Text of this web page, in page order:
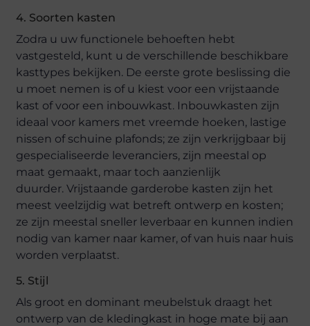
4. Soorten kasten
Zodra u uw functionele behoeften hebt
vastgesteld, kunt u de verschillende beschikbare
kasttypes bekijken. De eerste grote beslissing die
u moet nemen is of u kiest voor een vrijstaande
kast of voor een inbouwkast. Inbouwkasten zijn
ideaal voor kamers met vreemde hoeken, lastige
nissen of schuine plafonds; ze zijn verkrijgbaar bij
gespecialiseerde leveranciers, zijn meestal op
maat gemaakt, maar toch aanzienlijk
duurder. Vrijstaande garderobe kasten zijn het
meest veelzijdig wat betreft ontwerp en kosten;
ze zijn meestal sneller leverbaar en kunnen indien
nodig van kamer naar kamer, of van huis naar huis
worden verplaatst.
5. Stijl
Als groot en dominant meubelstuk draagt het
ontwerp van de kledingkast in hoge mate bij aan